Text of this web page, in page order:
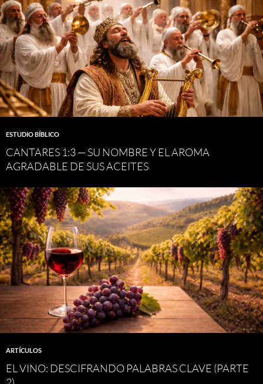
ESTUDIO BÍBLICO
CANTARES 1:3 — SU NOMBRE Y EL AROMA
AGRADABLE DE SUS ACEITES
ARTÍCULOS
EL VINO: DESCIFRANDO PALABRAS CLAVE (PARTE